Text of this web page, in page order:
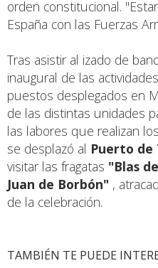
orden constitucional.
España con las Fuerzas
Tras asistir al izado de
inaugural de las
puestos desplegados en
de las distintas unidades
las labores que realizan
se desplazó al Puerto
visitar las fragatas "Blas
Juan de Borbón" ,
de la celebración.
TAMBIÉN TE PUEDE